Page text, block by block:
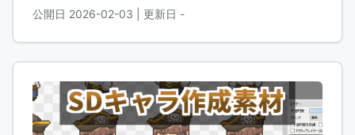
公開日 2026-02-03 | 更新日 -